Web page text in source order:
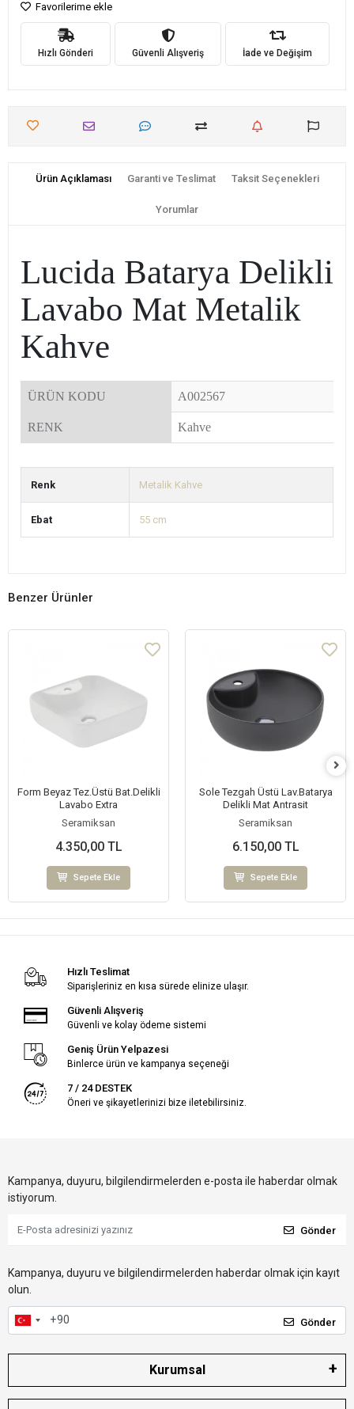
Favorilerime ekle
Hızlı Gönderi Güvenli Alışveriş İade ve Değişim
Ürün Açıklaması Garanti ve Teslimat Taksit Seçenekleri
Yorumlar
Lucida Batarya Delikli
Lavabo Mat Metalik
Kahve
ÜRÜN KODU A002567
RENK Kahve
Renk Metalik Kahve
Ebat 55 cm
Benzer Ürünler
Form Beyaz Tez.Üstü Bat.Delikli
Lavabo Extra
Seramiksan
4.350,00 TL
Sepete Ekle
Sole Tezgah Üstü Lav.Batarya
Delikli Mat Antrasit
Seramiksan
6.150,00 TL
Sepete Ekle
Hızlı Teslimat
Siparişleriniz en kısa sürede elinize ulaşır.
Güvenli Alışveriş
Güvenli ve kolay ödeme sistemi
Geniş Ürün Yelpazesi
Binlerce ürün ve kampanya seçeneği
7 / 24 DESTEK
Öneri ve şikayetlerinizi bize iletebilirsiniz.
Kampanya, duyuru, bilgilendirmelerden e-posta ile haberdar olmak
istiyorum.
Gönder
Kampanya, duyuru ve bilgilendirmelerden haberdar olmak için kayıt
olun.
Gönder
Kurumsal